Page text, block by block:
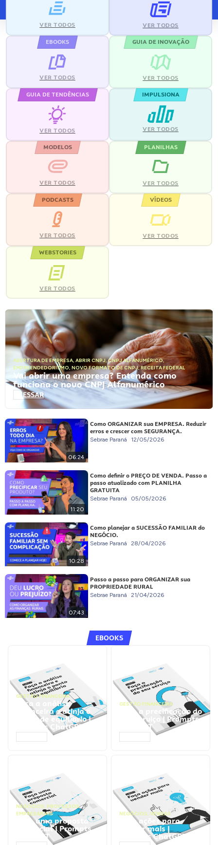
VER TODOS VER TODOS
EBOOKS
VER TODOS
GUIA DE INOVAÇÃO
VER TODOS
GUIA DE TENDÊNCIAS
VER TODOS
IMPULSIONA
VER TODOS
MODELOS
VER TODOS
PLANILHAS
VER TODOS
PODCASTS
VER TODOS
VÍDEOS
VER TODOS
WEBSTORIES
VER TODOS
ABERTURA DE EMPRESA, ABRIR CNPJ,CNPJ ALFANUMÉRICO,
EMPREENDEDORISMO, NOVO FORMATO DE CNPJ,RECEITA FEDERAL
Vai abrir uma empresa? Entenda como
funciona o novo CNPJ Alfanumérico
ACESSAR
06:24
Como ORGANIZAR sua EMPRESA. Reduzir
erros e crescer com SEGURANÇA.
Sebrae Paraná 12/05/2026
11:20
Como definir o PREÇO DE VENDA. Passo a
passo atualizado com PLANILHA
GRATUITA
Sebrae Paraná 05/05/2026
10:28
Como planejar a SUCESSÃO FAMILIAR do
NEGÓCIO.
Sebrae Paraná 28/04/2026
07:43
Passo a passo para ORGANIZAR sua
PROPRIEDADE RURAL
Sebrae Paraná 21/04/2026
EBOOKS
GESTÃO FINANCEIRA
Faça a análise
financeira e atinja o
ponto de equilíbrio |
Prompts ChatGPT
GESTÃO FINANCEIRA
Faça a precificação do
seu serviço | Prompts
ChatGPT
NEGÓCIOS, PROCESSOS
EMPRESARIAIS
Faça uma proposta
comercial | Prompts
ChatGPT
NEGÓCIOS, VENDAS
Faça ações para
vender mais |
Prompts ChatGPT